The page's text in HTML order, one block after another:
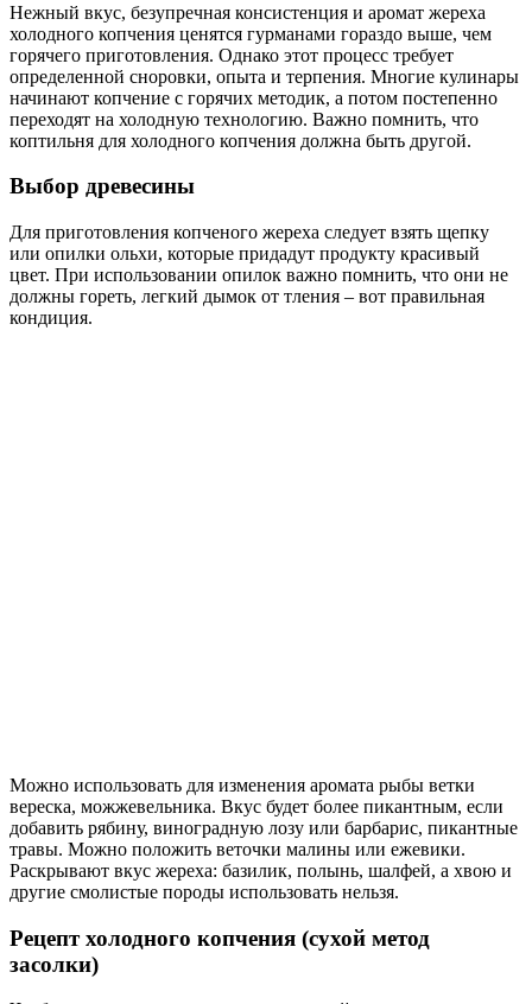
Нежный вкус, безупречная консистенция и аромат жереха
холодного копчения ценятся гурманами гораздо выше, чем
горячего приготовления. Однако этот процесс требует
определенной сноровки, опыта и терпения. Многие кулинары
начинают копчение с горячих методик, а потом постепенно
переходят на холодную технологию. Важно помнить, что
коптильня для холодного копчения должна быть другой.
Выбор древесины
Для приготовления копченого жереха следует взять щепку
или опилки ольхи, которые придадут продукту красивый
цвет. При использовании опилок важно помнить, что они не
должны гореть, легкий дымок от тления – вот правильная
кондиция.
Можно использовать для изменения аромата рыбы ветки
вереска, можжевельника. Вкус будет более пикантным, если
добавить рябину, виноградную лозу или барбарис, пикантные
травы. Можно положить веточки малины или ежевики.
Раскрывают вкус жереха: базилик, полынь, шалфей, а хвою и
другие смолистые породы использовать нельзя.
Рецепт холодного копчения (сухой метод
засолки)